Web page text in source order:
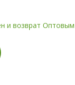
и возврат Оптовым